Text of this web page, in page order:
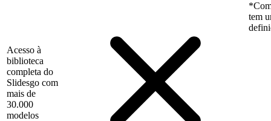
tem
Acesso à
biblioteca
completa do
Slidesgo com
mais de
30.000
modelos